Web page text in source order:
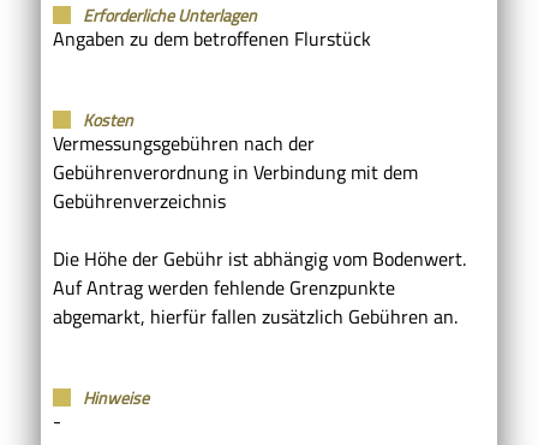
Erforderliche Unterlagen
Angaben zu dem betroffenen Flurstück
Kosten
Vermessungsgebühren nach der
Gebührenverordnung in Verbindung mit dem
Gebührenverzeichnis
Die Höhe der Gebühr ist abhängig vom Bodenwert.
Auf Antrag werden fehlende Grenzpunkte
abgemarkt, hierfür fallen zusätzlich Gebühren an.
Hinweise
-